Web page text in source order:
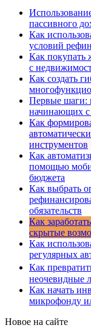
пассивного
Как
условий
Как покупать
с
Как создать
Первые шаги:
начинающих
Как
инструментов
Как
помощью
бюджета
Как выбрать
обязательств
Как
скрытые
Как
регулярных
Как
неочевидные
Как начать
микрофонду
Новое на сайте